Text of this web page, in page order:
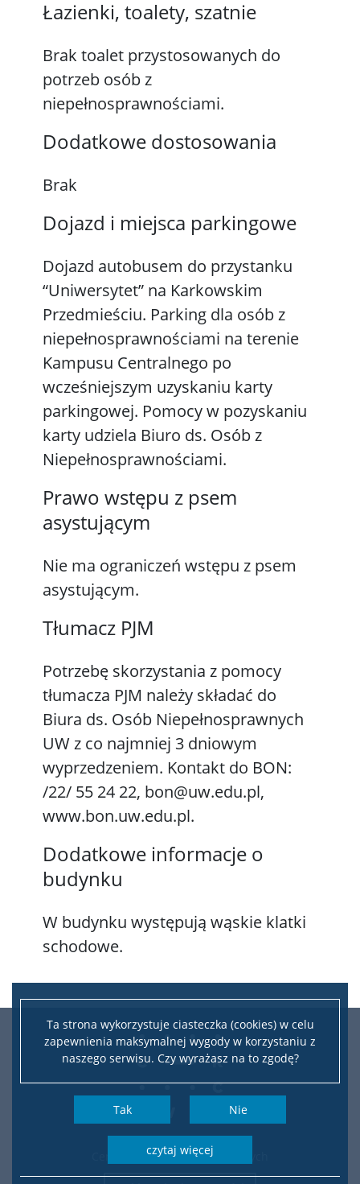
Ta strona wykorzystuje ciasteczka (cookies) w celu
zapewnienia maksymalnej wygody w korzystaniu z
naszego serwisu. Czy wyrażasz na to zgodę?
Tak Nie
czytaj więcej
Łazienki, toalety, szatnie
Brak toalet przystosowanych do
potrzeb osób z
niepełnosprawnościami.
Dodatkowe dostosowania
Brak
Dojazd i miejsca parkingowe
Dojazd autobusem do przystanku
“Uniwersytet” na Karkowskim
Przedmieściu. Parking dla osób z
niepełnosprawnościami na terenie
Kampusu Centralnego po
wcześniejszym uzyskaniu karty
parkingowej. Pomocy w pozyskaniu
karty udziela Biuro ds. Osób z
Niepełnosprawnościami.
Prawo wstępu z psem
asystującym
Nie ma ograniczeń wstępu z psem
asystującym.
Tłumacz PJM
Potrzebę skorzystania z pomocy
tłumacza PJM należy składać do
Biura ds. Osób Niepełnosprawnych
UW z co najmniej 3 dniowym
wyprzedzeniem. Kontakt do BON:
/22/ 55 24 22, bon@uw.edu.pl,
www.bon.uw.edu.pl.
Dodatkowe informacje o
budynku
W budynku występują wąskie klatki
schodowe.
Centrum Kompetencji Cyfrowych